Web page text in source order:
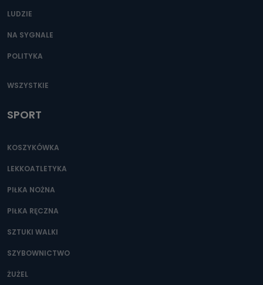
LUDZIE
NA SYGNALE
POLITYKA
WSZYSTKIE
SPORT
KOSZYKÓWKA
LEKKOATLETYKA
PIŁKA NOŻNA
PIŁKA RĘCZNA
SZTUKI WALKI
SZYBOWNICTWO
ŻUŻEL